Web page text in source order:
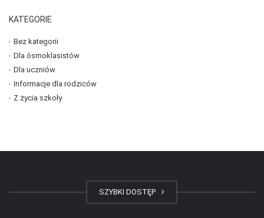
KATEGORIE
Bez kategorii
Dla ósmoklasistów
Dla uczniów
Informacje dla rodziców
Z życia szkoły
SZYBKI DOSTĘP